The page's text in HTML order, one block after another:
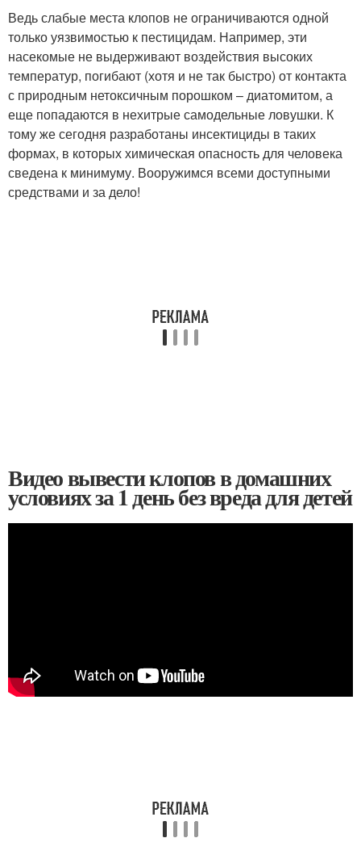
Ведь слабые места клопов не ограничиваются одной
только уязвимостью к пестицидам. Например, эти
насекомые не выдерживают воздействия высоких
температур, погибают (хотя и не так быстро) от контакта
с природным нетоксичным порошком – диатомитом, а
еще попадаются в нехитрые самодельные ловушки. К
тому же сегодня разработаны инсектициды в таких
формах, в которых химическая опасность для человека
сведена к минимуму. Вооружимся всеми доступными
средствами и за дело!
Видео вывести клопов в домашних
условиях за 1 день без вреда для детей